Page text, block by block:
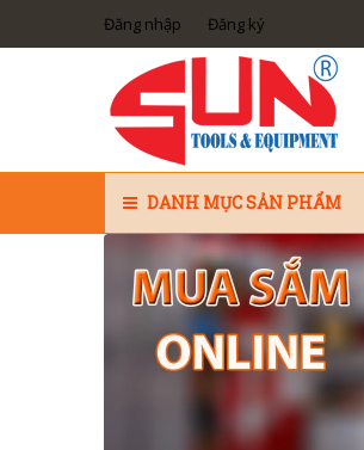
Đăng nhập Đăng ký
DANH MỤC SẢN PHẨM